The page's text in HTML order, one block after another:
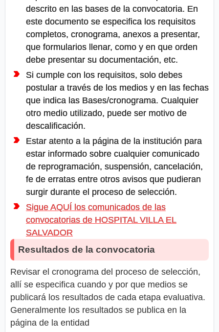
descrito en las bases de la convocatoria. En
este documento se especifica los requisitos
completos, cronograma, anexos a presentar,
que formularios llenar, como y en que orden
debe presentar su documentación, etc.
Si cumple con los requisitos, solo debes
postular a través de los medios y en las fechas
que indica las Bases/cronograma. Cualquier
otro medio utilizado, puede ser motivo de
descalificación.
Estar atento a la página de la institución para
estar informado sobre cualquier comunicado
de reprogramación, suspensión, cancelación,
fe de erratas entre otros avisos que pudieran
surgir durante el proceso de selección.
Sigue AQUÍ los comunicados de las
convocatorias de HOSPITAL VILLA EL
SALVADOR
Resultados de la convocatoria
Revisar el cronograma del proceso de selección,
allí se especifica cuando y por que medios se
publicará los resultados de cada etapa evaluativa.
Generalmente los resultados se publica en la
página de la entidad